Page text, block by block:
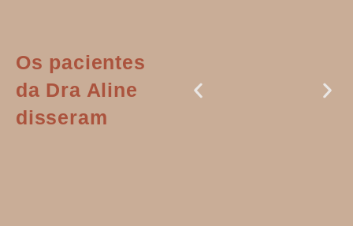
Os pacientes
da Dra Aline
disseram